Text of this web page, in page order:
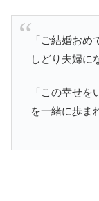
「ご結婚お
しどり夫婦に
「この幸せ
を一緒に歩ま